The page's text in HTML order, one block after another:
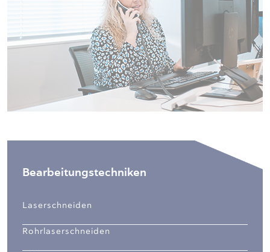
Bearbeitungstechniken
Laserschneiden
Rohrlaserschneiden